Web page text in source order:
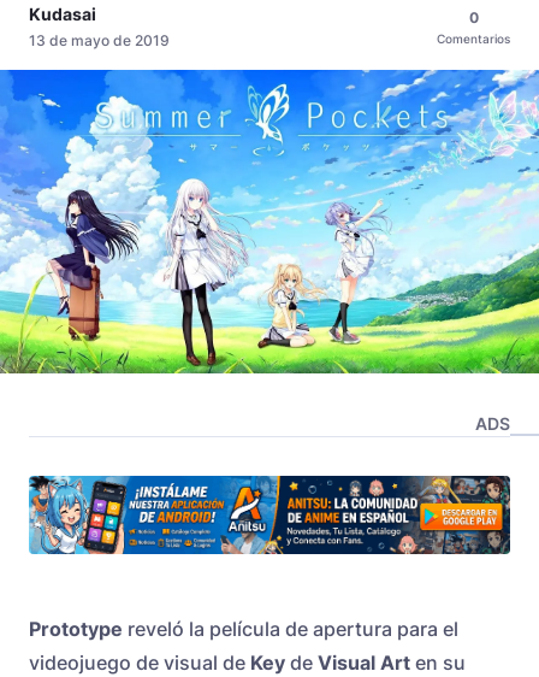
Kudasai
13 de mayo de 2019
0
Comentarios
ADS
Prototype reveló la película de apertura para el
videojuego de visual de Key de Visual Art en su